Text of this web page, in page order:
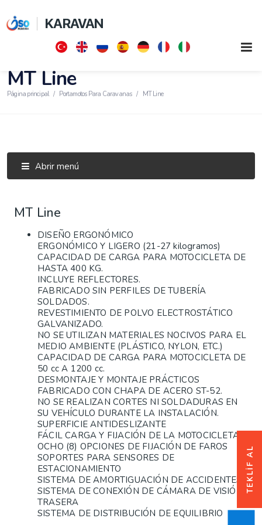
KARAVAN
TEKLİF AL
MT Line
Página principal Portamotos Para Caravanas MT Line
Abrir menú
MT Line
DISEÑO ERGONÓMICO
ERGONÓMICO Y LIGERO (21-27 kilogramos)
CAPACIDAD DE CARGA PARA MOTOCICLETA DE
HASTA 400 KG.
INCLUYE REFLECTORES.
FABRICADO SIN PERFILES DE TUBERÍA
SOLDADOS.
REVESTIMIENTO DE POLVO ELECTROSTÁTICO
GALVANIZADO.
NO SE UTILIZAN MATERIALES NOCIVOS PARA EL
MEDIO AMBIENTE (PLÁSTICO, NYLON, ETC.)
CAPACIDAD DE CARGA PARA MOTOCICLETA DE
50 cc A 1200 cc.
DESMONTAJE Y MONTAJE PRÁCTICOS
FABRICADO CON CHAPA DE ACERO ST-52.
NO SE REALIZAN CORTES NI SOLDADURAS EN
SU VEHÍCULO DURANTE LA INSTALACIÓN.
SUPERFICIE ANTIDESLIZANTE
FÁCIL CARGA Y FIJACIÓN DE LA MOTOCICLETA
OCHO (8) OPCIONES DE FIJACIÓN DE FAROS
SOPORTES PARA SENSORES DE
ESTACIONAMIENTO
SISTEMA DE AMORTIGUACIÓN DE ACCIDENTES
SISTEMA DE CONEXIÓN DE CÁMARA DE VISIÓN
TRASERA
SISTEMA DE DISTRIBUCIÓN DE EQUILIBRIO